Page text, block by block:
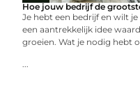
Hoe jouw bedrijf de
Je hebt een bedrijf en wilt
een aantrekkelijk idee
groeien. Wat je nodig hebt
...